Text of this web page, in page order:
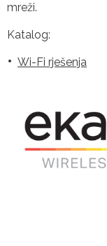
mreži.
Katalog:
Wi-Fi rješenja